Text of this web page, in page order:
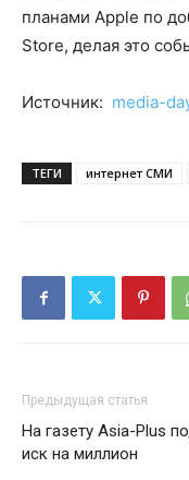
планами Apple по
Store, делая это
Источник: media-
ТЕГИ интернет СМИ
Предыдущая статья
На газету Asia-Plus
иск на миллион